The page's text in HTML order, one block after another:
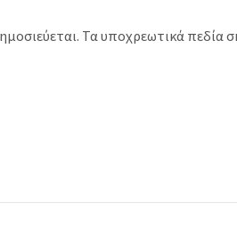
Τα υποχρεωτικά πεδία